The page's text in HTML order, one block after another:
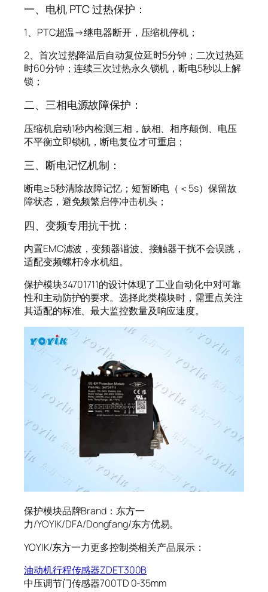
一、电机 PTC 过热保护：
1、PTC超温→继电器断开，压缩机停机；
2、首次过热降温后自动复位延时5分钟；二次过热延
时60分钟；连续三次过热永久锁机，断电5秒以上解
锁；
二、三相电源故障保护：
压缩机启动1秒内检测三相，缺相、相序颠倒、电压
不平衡立即锁机，断电复位才可重启；
三、断电记忆机制：
断电≥5秒清除故障记忆；短暂断电（＜5s）保留故
障状态，避免频繁启停冲击机头；
四、变频专用抗干扰：
内置EMC滤波，变频器谐波、接触器干扰不会误跳，
适配变频螺杆冷水机组。
保护模块34701711的设计体现了工业自动化中对可靠
性和主动防护的要求。选择此类模块时，需重点关注
其适配的标准、最大监控数量及响应速度。
保护模块品牌Brand：东方一
力/YOYIK/DFA/Dongfang/东方优易。
YOYIK/东方一力更多控制类相关产品展示：
油动机行程传感器ZDET300B
中压调节门传感器700TD 0-35mm